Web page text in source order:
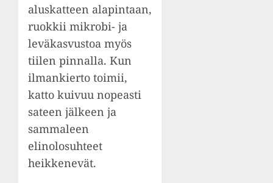
aluskatteen alapintaan,
ruokkii mikrobi- ja
leväkasvustoa myös
tiilen pinnalla. Kun
ilmankierto toimii,
katto kuivuu nopeasti
sateen jälkeen ja
sammaleen
elinolosuhteet
heikkenevät.